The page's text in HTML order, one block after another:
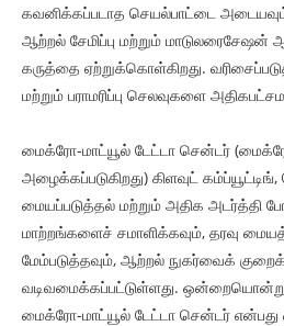
கவனிக்கப்படாத செயல்பாட்டை
ஆற்றல் சேமிப்பு மற்றும் மாடுலரைசேஷன்
கருத்தை ஏற்றுக்கொள்கிறது.
மற்றும் பராமரிப்பு செலவுகளை
மைக்ரோ-மாட்யூல் டேட்டா சென்டர்
அழைக்கப்படுகிறது) கிளவுட்
மையப்படுத்தல் மற்றும் அதிக அடர்த்தி
மாற்றங்களைச் சமாளிக்கவும், தரவு
மேம்படுத்தவும், ஆற்றல் நுகர்வைக்
வடிவமைக்கப்பட்டுள்ளது. ஒன்றையொன்று
மைக்ரோ-மாட்யூல் டேட்டா சென்டர் என்பது